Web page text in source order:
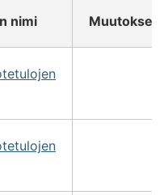
nimi Muutokset